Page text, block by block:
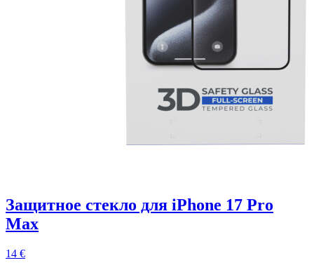
Защитное стекло для iPhone 17 Pro
Max
14 €